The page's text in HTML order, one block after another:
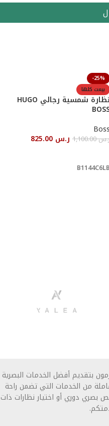
-25%
بيعت كلها
نظارة شمسية رجالي HUGO
Boss
1,100.00 ر.س
B1144C6LB
بتقديم أفضل الخدمات البصرية
من الخدمات التي تضمن راحة
بصري دوري أو اختيار نظارات ذات